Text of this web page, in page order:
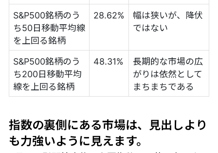
S&P500銘柄のう
ち50日移動平均線
を上回る銘柄
28.62%
幅は狭いが、降伏
ではない
S&P500銘柄のう
ち200日移動平均
線を上回る銘柄
48.31%
長期的な市場の広
がりは依然として
まちまちである
指数の裏側にある市場は、見出しより
も力強いように見えます。